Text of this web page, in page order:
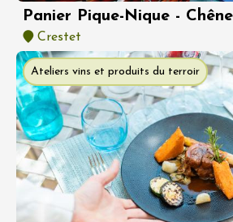
Panier Pique-Nique -
Crestet
Ateliers vins et produits du terroir